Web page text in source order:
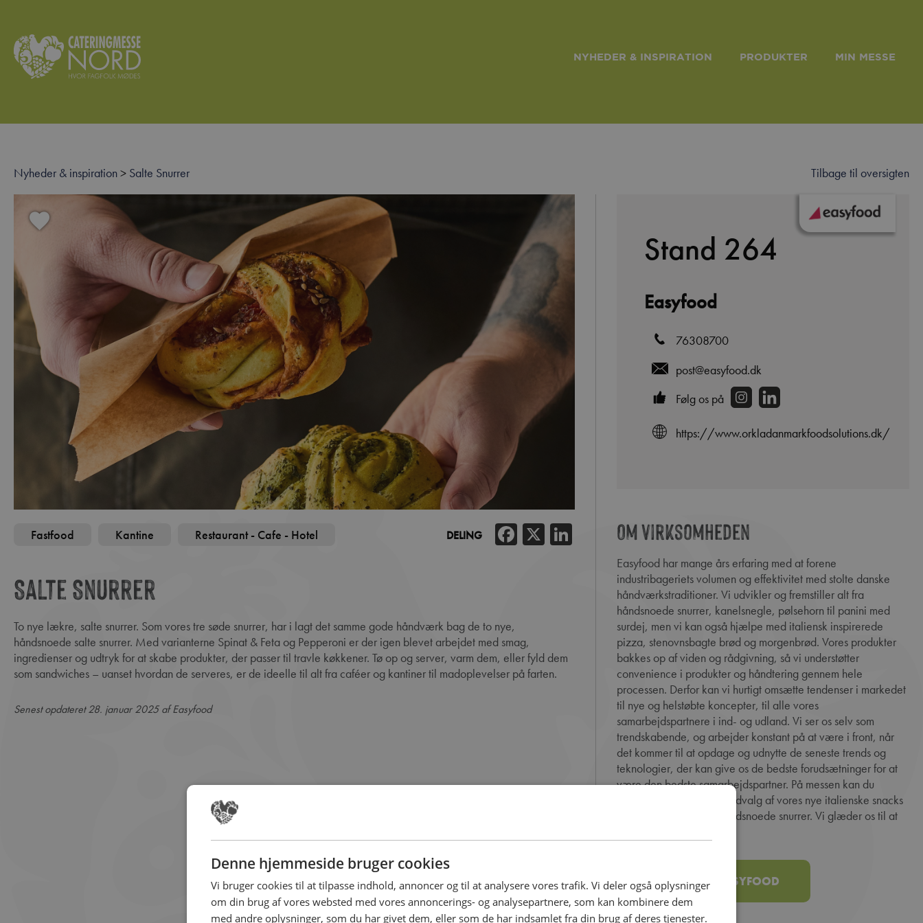
NYHEDER & INSPIRATION PRODUKTER MIN MESSE
Nyheder & inspiration> Salte Snurrer Tilbage til oversigten
Fastfood Kantine Restaurant - Cafe - Hotel DELING Facebook
X LinkedIn
Salte Snurrer
To nye lækre, salte snurrer. Som vores tre søde snurrer, har i lagt det samme gode håndværk bag de to nye,
håndsnoede salte snurrer. Med varianterne Spinat & Feta og Pepperoni er der igen blevet arbejdet med smag,
ingredienser og udtryk for at skabe produkter, der passer til travle køkkener. Tø op og server, varm dem, eller fyld dem
som sandwiches – uanset hvordan de serveres, er de ideelle til alt fra caféer og kantiner til madoplevelser på farten.
Senest opdateret 28. januar 2025 af Easyfood
Stand 264
Easyfood
76308700
post@easyfood.dk
Følg os på
https://www.orkladanmarkfoodsolutions.dk/
Om virksomheden
Easyfood har mange års erfaring med at forene
industribageriets volumen og effektivitet med stolte danske
håndværkstraditioner. Vi udvikler og fremstiller alt fra
håndsnoede snurrer, kanelsnegle, pølsehorn til panini med
surdej, men vi kan også hjælpe med italiensk inspirerede
pizza, stenovnsbagte brød og morgenbrød. Vores produkter
bakkes op af viden og rådgivning, så vi understøtter
convenience i produkter og håndtering gennem hele
processen. Derfor kan vi hurtigt omsætte tendenser i markedet
til nye og helstøbte koncepter, til alle vores
samarbejdspartnere i ind- og udland. Vi ser os selv som
trendskabende, og arbejder konstant på at være i front, når
det kommer til at opdage og udnytte de seneste trends og
teknologier, der kan give os de bedste forudsætninger for at
være den bedste samarbejdspartner. På messen kan du
forkæle dig selv med et udvalg af vores nye italienske snacks
samt vores velkendte håndsnoede snurrer. Vi glæder os til at
SE MERE OM EASYFOOD
Denne hjemmeside bruger cookies
Vi bruger cookies til at tilpasse indhold, annoncer og til at analysere vores trafik. Vi deler også oplysninger
om din brug af vores websted med vores annoncerings- og analysepartnere, som kan kombinere dem
med andre oplysninger, som du har givet dem, eller som de har indsamlet fra din brug af deres tjenester.